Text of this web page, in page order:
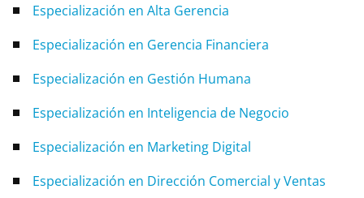
Especialización en Alta Gerencia
Especialización en Gerencia Financiera
Especialización en Gestión Humana
Especialización en Inteligencia de Negocio
Especialización en Marketing Digital
Especialización en Dirección Comercial y Ventas